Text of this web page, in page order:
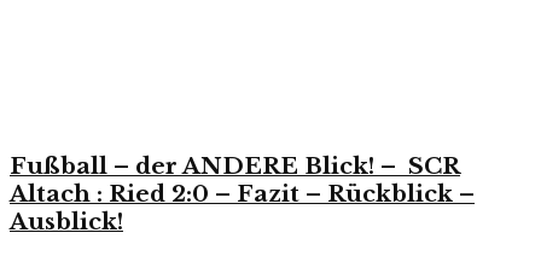
Fußball – der ANDERE Blick! – SCR
Altach : Ried 2:0 – Fazit – Rückblick –
Ausblick!